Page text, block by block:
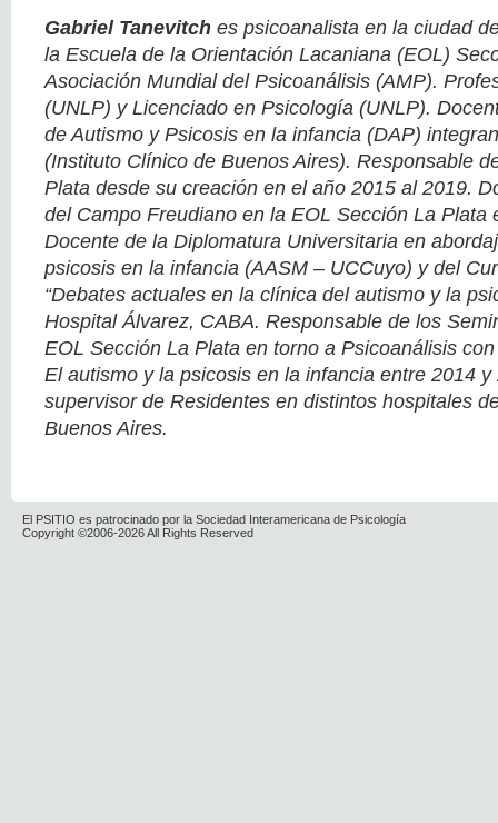
Gabriel Tanevitch es psicoanalista en la ciudad
la Escuela de la Orientación Lacaniana (EOL)
Asociación Mundial del Psicoanálisis (AMP).
(UNLP) y Licenciado en Psicología (UNLP).
de Autismo y Psicosis en la infancia (DAP)
(Instituto Clínico de Buenos Aires). Responsable
Plata desde su creación en el año 2015 al 2019.
del Campo Freudiano en la EOL Sección La Plata
Docente de la Diplomatura Universitaria en
psicosis en la infancia (AASM – UCCuyo) y del
“Debates actuales en la clínica del autismo y la
Hospital Álvarez, CABA. Responsable de los
EOL Sección La Plata en torno a Psicoanálisis
El autismo y la psicosis en la infancia entre 2014
supervisor de Residentes en distintos hospitales
Buenos Aires.
El PSITIO es patrocinado por la Sociedad Interamericana de Psicología
Copyright ©2006-2026 All Rights Reserved